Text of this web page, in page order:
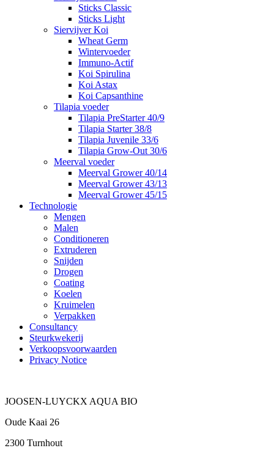
Sticks Classic
Sticks Light
Siervijver Koi
Wheat Germ
Wintervoeder
Immuno-Actif
Koi Spirulina
Koi Astax
Koi Capsanthine
Tilapia voeder
Tilapia PreStarter 40/9
Tilapia Starter 38/8
Tilapia Juvenile 33/6
Tilapia Grow-Out 30/6
Meerval voeder
Meerval Grower 40/14
Meerval Grower 43/13
Meerval Grower 45/15
Technologie
Mengen
Malen
Conditioneren
Extruderen
Snijden
Drogen
Coating
Koelen
Kruimelen
Verpakken
Consultancy
Steurkwekerij
Verkoopsvoorwaarden
Privacy Notice
JOOSEN-LUYCKX AQUA BIO
Oude Kaai 26
2300 Turnhout